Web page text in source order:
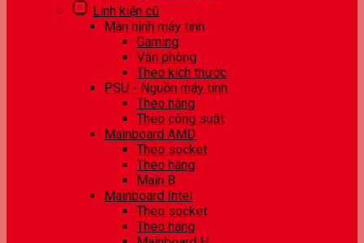
Linh kiện cũ
Màn hình máy tính
Gaming
Văn phòng
Theo kích thước
PSU - Nguồn máy tính
Theo hãng
Theo công suất
Mainboard AMD
Theo socket
Theo hãng
Main B
Mainboard Intel
Theo socket
Theo hãng